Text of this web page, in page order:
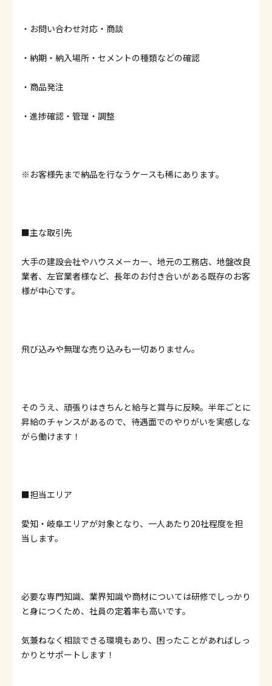
・お問い合わせ対応・商談
・納期・納入場所・セメントの種類などの確認
・商品発注
・進捗確認・管理・調整
※お客様先まで納品を行なうケースも稀にあります。
■主な取引先
大手の建設会社やハウスメーカー、地元の工務店、地盤改良
業者、左官業者様など、長年のお付き合いがある既存のお客
様が中心です。
飛び込みや無理な売り込みも一切ありません。
そのうえ、頑張りはきちんと給与と賞与に反映。半年ごとに
昇給のチャンスがあるので、待遇面でのやりがいを実感しな
がら働けます！
■担当エリア
愛知・岐阜エリアが対象となり、一人あたり20社程度を担
当します。
必要な専門知識、業界知識や商材については研修でしっかり
と身につくため、社員の定着率も高いです。
気兼ねなく相談できる環境もあり、困ったことがあればしっ
かりとサポートします！